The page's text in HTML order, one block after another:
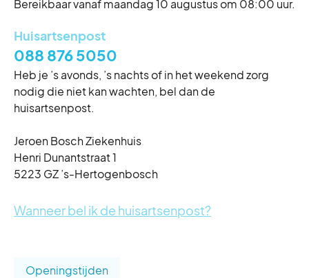
Bereikbaar vanaf maandag 10 augustus om 08:00 uur.
Huisartsenpost
088 876 5050
Heb je ’s avonds, ’s nachts of in het weekend zorg
nodig die niet kan wachten, bel dan de
huisartsenpost.
Jeroen Bosch Ziekenhuis
Henri Dunantstraat 1
5223 GZ ’s-Hertogenbosch
Wanneer bel ik de huisartsenpost?
Openingstijden
Eerste kerstdag
Vrijdag 25 december
Gesloten
Tweede kerstdag